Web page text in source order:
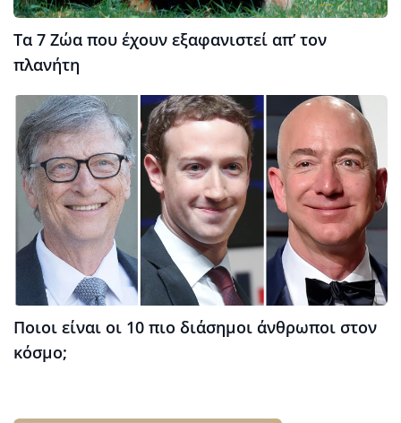
Τα 7 Ζώα που έχουν εξαφανιστεί απ’ τον
πλανήτη
Ποιοι είναι οι 10 πιο διάσημοι άνθρωποι στον
κόσμο;